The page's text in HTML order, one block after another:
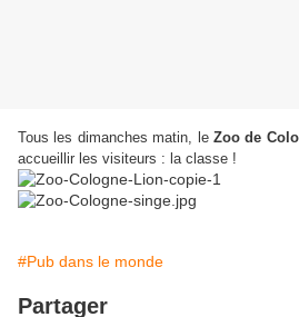
Tous les dimanches matin, le Zoo de
accueillir les visiteurs : la classe !
#Pub dans le monde
Partager